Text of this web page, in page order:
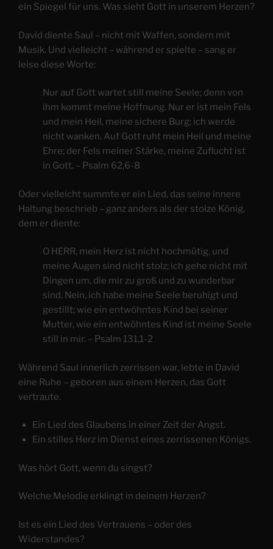
ein Spiegel für uns. Was sieht Gott in unserem Herzen?
David diente Saul – nicht mit Waffen, sondern mit
Musik. Und vielleicht – während er spielte – sang er
leise diese Worte:
Nur auf Gott wartet still meine Seele; denn von
ihm kommt meine Hoffnung. Nur er ist mein Fels
und mein Heil, meine sichere Burg; ich werde
nicht wanken. Auf Gott ruht mein Heil und meine
Ehre; der Fels meiner Stärke, meine Zuflucht ist
in Gott. – Psalm 62,6-8
Oder vielleicht summte er ein Lied, das seine innere
Haltung beschrieb – ganz anders als der stolze König,
dem er diente:
O HERR, mein Herz ist nicht hochmütig, und
meine Augen sind nicht stolz; ich gehe nicht mit
Dingen um, die mir zu groß und zu wunderbar
sind. Nein, ich habe meine Seele beruhigt und
gestillt; wie ein entwöhntes Kind bei seiner
Mutter, wie ein entwöhntes Kind ist meine Seele
still in mir. – Psalm 131,1-2
Während Saul innerlich zerrissen war, lebte in David
eine Ruhe – geboren aus einem Herzen, das Gott
vertraute.
Ein Lied des Glaubens in einer Zeit der Angst.
Ein stilles Herz im Dienst eines zerrissenen Königs.
Was hört Gott, wenn du singst?
Welche Melodie erklingt in deinem Herzen?
Ist es ein Lied des Vertrauens – oder des
Widerstandes?